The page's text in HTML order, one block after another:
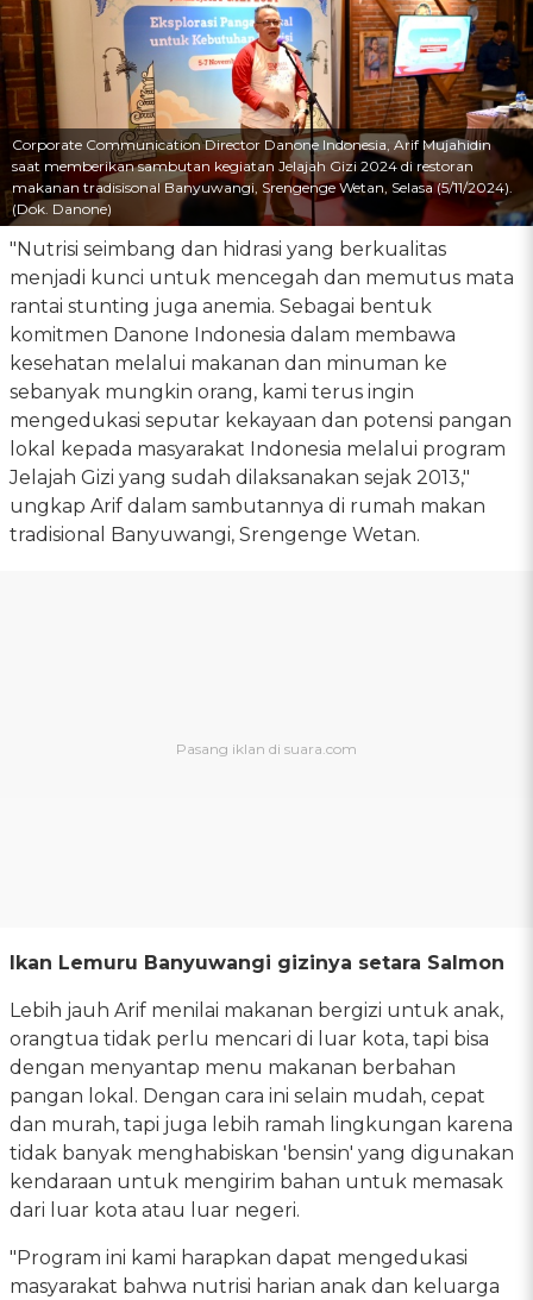
Corporate Communication Director Danone Indonesia, Arif Mujahidin
saat memberikan sambutan kegiatan Jelajah Gizi 2024 di restoran
makanan tradisisonal Banyuwangi, Srengenge Wetan, Selasa (5/11/2024).
(Dok. Danone)
"Nutrisi seimbang dan hidrasi yang berkualitas
menjadi kunci untuk mencegah dan memutus mata
rantai stunting juga anemia. Sebagai bentuk
komitmen Danone Indonesia dalam membawa
kesehatan melalui makanan dan minuman ke
sebanyak mungkin orang, kami terus ingin
mengedukasi seputar kekayaan dan potensi pangan
lokal kepada masyarakat Indonesia melalui program
Jelajah Gizi yang sudah dilaksanakan sejak 2013,"
ungkap Arif dalam sambutannya di rumah makan
tradisional Banyuwangi, Srengenge Wetan.
Ikan Lemuru Banyuwangi gizinya setara Salmon
Lebih jauh Arif menilai makanan bergizi untuk anak,
orangtua tidak perlu mencari di luar kota, tapi bisa
dengan menyantap menu makanan berbahan
pangan lokal. Dengan cara ini selain mudah, cepat
dan murah, tapi juga lebih ramah lingkungan karena
tidak banyak menghabiskan 'bensin' yang digunakan
kendaraan untuk mengirim bahan untuk memasak
dari luar kota atau luar negeri.
"Program ini kami harapkan dapat mengedukasi
masyarakat bahwa nutrisi harian anak dan keluarga